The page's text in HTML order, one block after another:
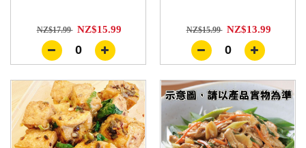
NZ$17.99 NZ$15.99
0
NZ$15.99 NZ$13.99
0